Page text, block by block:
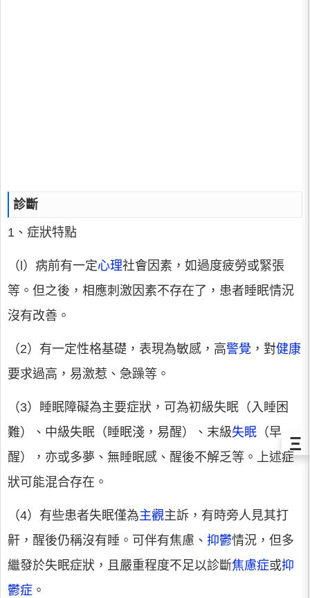
診斷
1、症狀特點
（l）病前有一定心理社會因素，如過度疲勞或緊張
等。但之後，相應刺激因素不存在了，患者睡眠情況
沒有改善。
（2）有一定性格基礎，表現為敏感，高警覺 ，對健康
要求過高，易激惹、急躁等。
（3）睡眠障礙為主要症狀，可為初級失眠（入睡困
難）、中級失眠（睡眠淺，易醒）、末級失眠 （早
醒），亦或多夢、無睡眠感、醒後不解乏等。上述症
狀可能混合存在。
（4）有些患者失眠僅為主觀主訴，有時旁人見其打
鼾，醒後仍稱沒有睡。可伴有焦慮、 抑鬱情況，但多
繼發於失眠症狀，且嚴重程度不足以診斷焦慮症或抑
鬱症 。
Ξ